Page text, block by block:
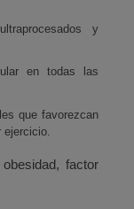
y
en todas las
que favorezcan
factor